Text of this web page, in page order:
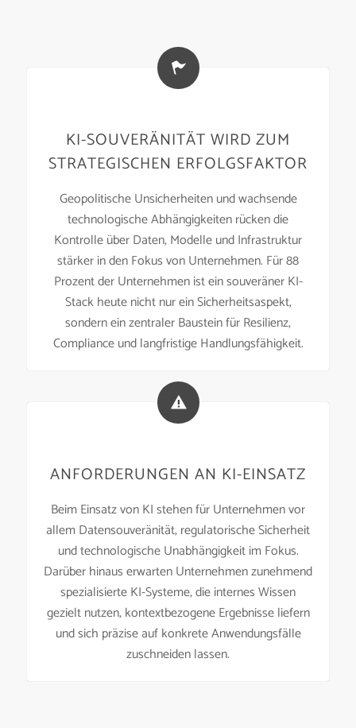
KI-SOUVERÄNITÄT WIRD ZUM
STRATEGISCHEN ERFOLGSFAKTOR
Geopolitische Unsicherheiten und wachsende
technologische Abhängigkeiten rücken die
Kontrolle über Daten, Modelle und Infrastruktur
stärker in den Fokus von Unternehmen. Für 88
Prozent der Unternehmen ist ein souveräner KI-
Stack heute nicht nur ein Sicherheitsaspekt,
sondern ein zentraler Baustein für Resilienz,
Compliance und langfristige Handlungsfähigkeit.
ANFORDERUNGEN AN KI-EINSATZ
Beim Einsatz von KI stehen für Unternehmen vor
allem Datensouveränität, regulatorische Sicherheit
und technologische Unabhängigkeit im Fokus.
Darüber hinaus erwarten Unternehmen zunehmend
spezialisierte KI-Systeme, die internes Wissen
gezielt nutzen, kontextbezogene Ergebnisse liefern
und sich präzise auf konkrete Anwendungsfälle
zuschneiden lassen.